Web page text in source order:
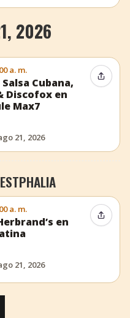
2026
a. m.
Cubana,
Discofox en
Max7
21, 2026
a. m.
en
21, 2026